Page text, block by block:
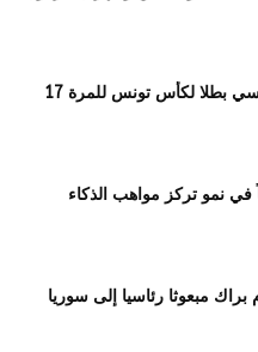
الترجي الرياضي التونسي بطلا لكأس تونس للمرة 17
في نمو تركز مواهب الذكاء
مبعوثا رئاسيا إلى سوريا